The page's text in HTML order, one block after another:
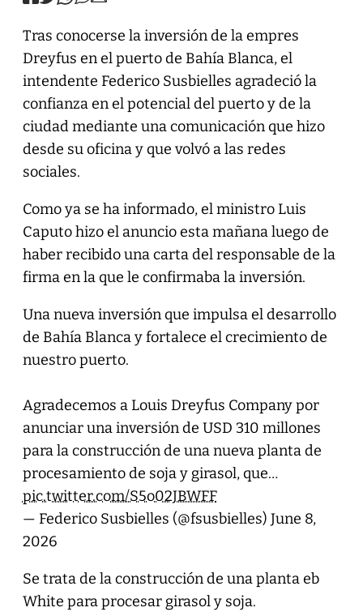
Tras conocerse la inversión de la empres
Dreyfus en el puerto de Bahía Blanca, el
intendente Federico Susbielles agradeció la
confianza en el potencial del puerto y de la
ciudad mediante una comunicación que hizo
desde su oficina y que volvó a las redes
sociales.
Como ya se ha informado, el ministro Luis
Caputo hizo el anuncio esta mañana luego de
haber recibido una carta del responsable de la
firma en la que le confirmaba la inversión.
Una nueva inversión que impulsa el desarrollo
de Bahía Blanca y fortalece el crecimiento de
nuestro puerto.
Agradecemos a Louis Dreyfus Company por
anunciar una inversión de USD 310 millones
para la construcción de una nueva planta de
procesamiento de soja y girasol, que…
pic.twitter.com/S5o02JBWFF
— Federico Susbielles (@fsusbielles) June 8,
2026
Se trata de la construcción de una planta eb
White para procesar girasol y soja.